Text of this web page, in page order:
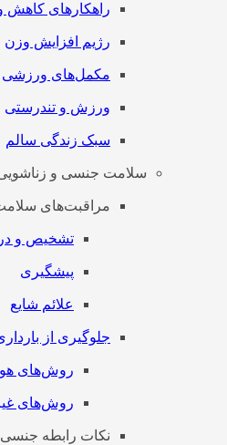
راهکارهای کاهش
رژیم افزایش وزن
مکمل‌های ورزشی
ورزش و تندرستی
سبک زندگی سالم
سلامت جنسی و
مراقبت‌های
تشخیص و
پیشگیری
علائم شایع
جلوگیری از
روش‌های
روش‌های
نکات رابطه جنسی